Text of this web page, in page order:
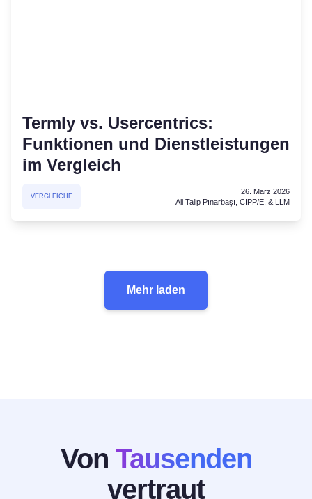
Termly vs. Usercentrics:
Funktionen und Dienstleistungen
im Vergleich
VERGLEICHE
26. März 2026
Ali Talip Pınarbaşı, CIPP/E, & LLM
Mehr laden
Von Tausenden
vertraut